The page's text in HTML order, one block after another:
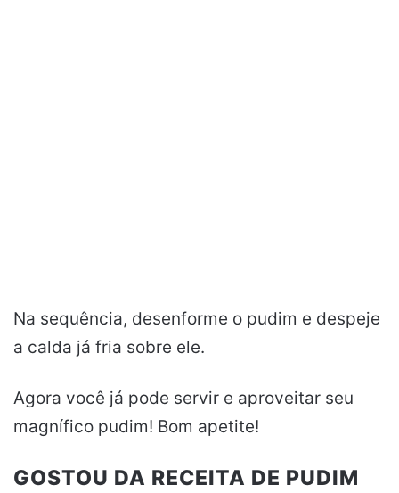
Na sequência, desenforme o pudim e despeje
a calda já fria sobre ele.
Agora você já pode servir e aproveitar seu
magnífico pudim! Bom apetite!
GOSTOU DA RECEITA DE PUDIM